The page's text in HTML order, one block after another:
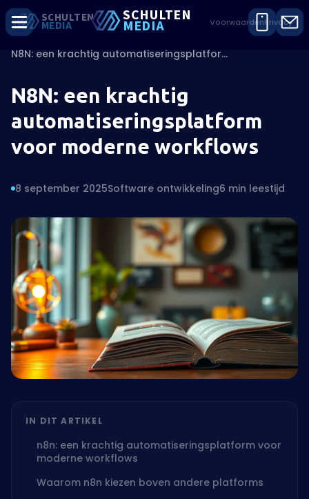
SCHULTEN
MEDIA VoorwaardenPrivacy
SCHULTEN
MEDIA
Home
N8N: een krachtig automatiseringsplatform voor moderne workflows
N8N: een krachtig
automatiseringsplatform
voor moderne workflows
8 september 2025Software ontwikkeling6 min leestijd
IN DIT ARTIKEL
n8n: een krachtig automatiseringsplatform voor
moderne workflows
Waarom n8n kiezen boven andere platforms